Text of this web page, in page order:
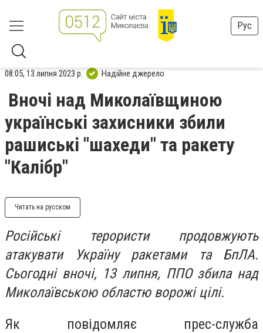
Рус
08:05, 13 липня 2023 р. Надійне джерело
Вночі над Миколаївщиною
українські захисники збили
рашиські "шахеди" та ракету
"Калібр"
Читать на русском
Російські терористи продовжують
атакувати Україну ракетами та БпЛА.
Сьогодні вночі, 13 липня, ППО збила над
Миколаївською областю ворожі цілі.
Як повідомляє прес-служба